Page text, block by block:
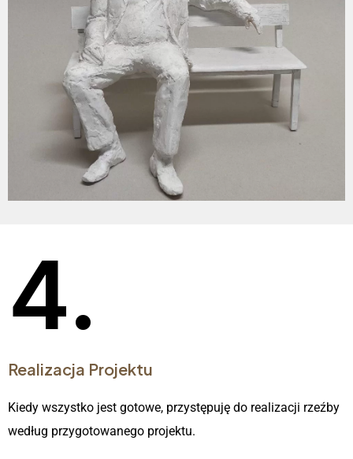
4.
Realizacja Projektu
Kiedy wszystko jest gotowe, przystępuję do realizacji rzeźby
według przygotowanego projektu.